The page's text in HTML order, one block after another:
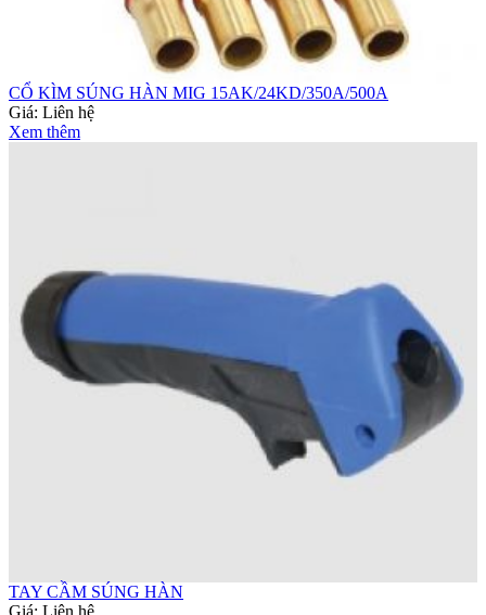
CỔ KÌM SÚNG HÀN MIG 15AK/24KD/350A/500A
Giá: Liên hệ
Xem thêm
TAY CẦM SÚNG HÀN
Giá: Liên hệ